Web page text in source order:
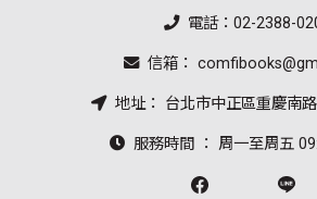
電話：02-2388-
信箱：
地址： 台北市中正區重慶南
服務時間 ： 周一至周五